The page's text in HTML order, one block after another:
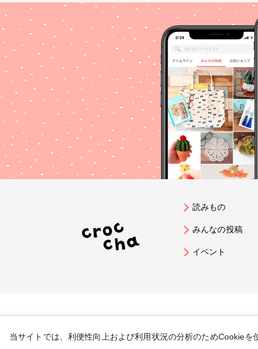
読みもの
みんなの投稿
イベント
当サイトでは、利便性向上および利用状況の分析のためCookieを